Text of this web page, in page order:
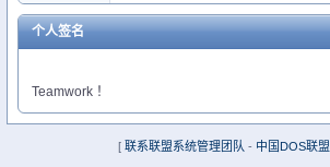
个人签名
Teamwork ！
[ 联系联盟系统管理团队 - 中国DOS联盟